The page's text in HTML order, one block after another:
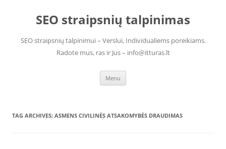
contentSEO straipsnių talpinimas
SEO straipsnių talpinimui – Verslui, Individualiems poreikiams.
Radote mus, ras ir Jus – info@itturas.lt
Menu
TAG ARCHIVES: ASMENS CIVILINĖS ATSAKOMYBĖS DRAUDIMAS